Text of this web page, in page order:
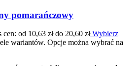
pomarańczowy
cen: od 10,63 zł do 20,60 złWybierz
wariantów. Opcje można wybrać na